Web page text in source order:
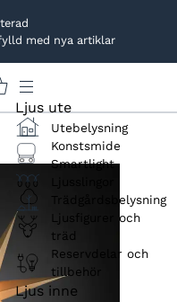
med nya artiklar
Ljus ute
Utebelysning
Konstsmide
Smartlight
Trädgårdsbelysning
Ljusfigurer och
träd
Reservdelar och
tillbehör
Ljus inne